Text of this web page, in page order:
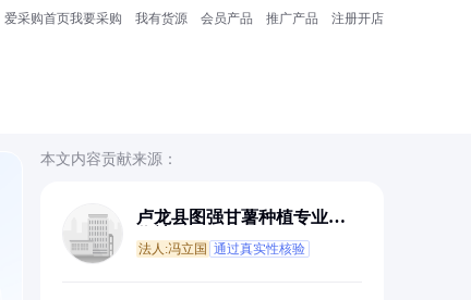
爱采购首页我要采购 我有货源 会员产品 推广产品 注册开店
本文内容贡献来源：
卢龙县图强甘薯种植专业合
法人:冯立国 通过真实性核验